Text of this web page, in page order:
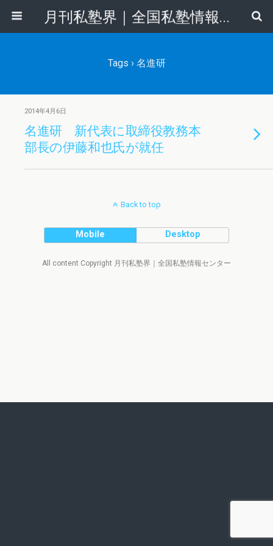
月刊私塾界｜全国私塾情報センター
Tags › 名進研
2014年4月6日
名進研 新代表に取締役教務本
部長の伊藤和也氏が就任
Back to top
Mobile Desktop
All content Copyright 月刊私塾界｜全国私塾情報センター